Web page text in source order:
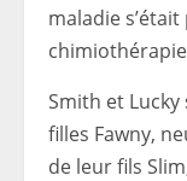
maladie
Smith et
filles Fawny,
de leur fils